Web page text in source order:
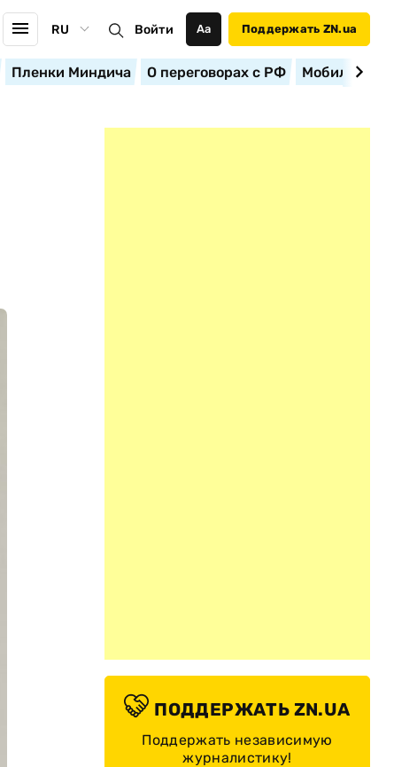
RU Войти Аа Поддержать ZN.ua
Пленки Миндича О переговорах с РФ
ПОДДЕРЖАТЬ ZN.UA
Поддержать независимую
журналистику!